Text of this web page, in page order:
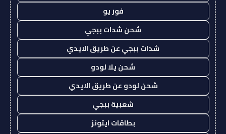
فور يو
شحن شدات ببجي
شدات ببجي عن طريق الايدي
شحن يلا لودو
شحن لودو عن طريق الايدي
شعبية ببجي
بطاقات ايتونز